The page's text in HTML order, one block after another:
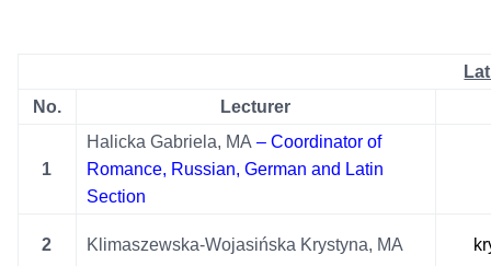
No.
Lecturer
1
Halicka Gabriela, MA – Coordinator of
Romance, Russian, German and Latin
Section
2 Klimaszewska-Wojasińska Krystyna, MA